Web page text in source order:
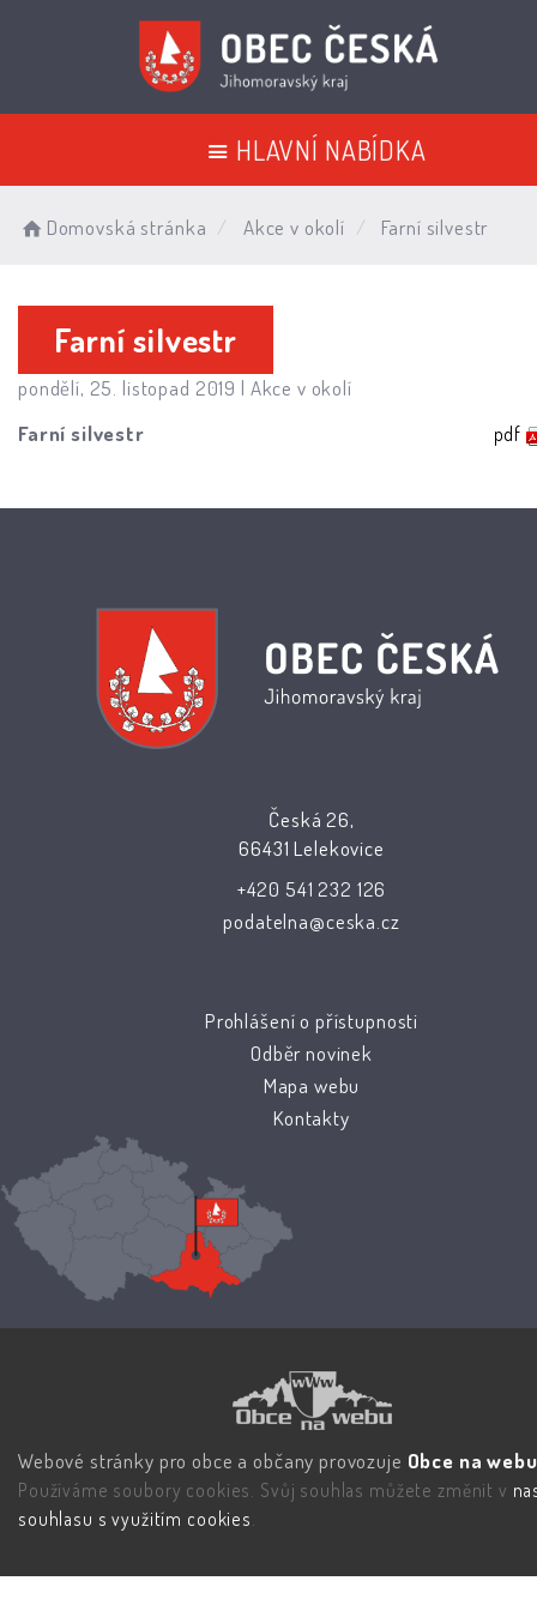
HLAVNÍ NABÍDKA
Domovská stránka Akce v okolí Farní silvestr
Farní silvestr
pondělí, 25. listopad 2019 | Akce v okolí
Farní silvestr
pdf
Česká 26,
66431 Lelekovice
+420 541 232 126
podatelna@ceska.cz
Prohlášení o přístupnosti
Odběr novinek
Mapa webu
Kontakty
Webové stránky pro obce a občany provozuje Obce na
Používáme soubory cookies. Svůj souhlas můžete změnit v
souhlasu s využitím cookies.